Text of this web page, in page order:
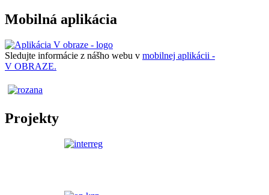
Mobilná aplikácia
Sledujte informácie z nášho webu v mobilnej aplikácii -
V OBRAZE.
Projekty